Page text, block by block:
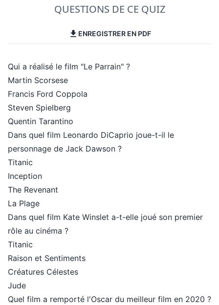
QUESTIONS DE CE QUIZ
ENREGISTRER EN PDF
Qui a réalisé le film "Le Parrain" ?
Martin Scorsese
Francis Ford Coppola
Steven Spielberg
Quentin Tarantino
Dans quel film Leonardo DiCaprio joue-t-il le
personnage de Jack Dawson ?
Titanic
Inception
The Revenant
La Plage
Dans quel film Kate Winslet a-t-elle joué son premier
rôle au cinéma ?
Titanic
Raison et Sentiments
Créatures Célestes
Jude
Quel film a remporté l'Oscar du meilleur film en 2020 ?